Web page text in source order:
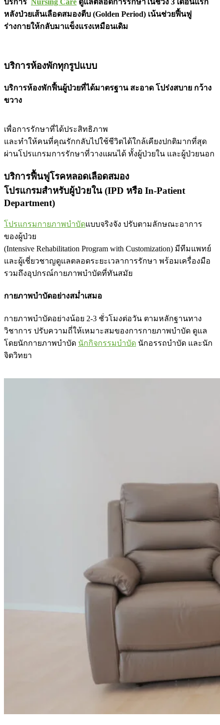
บริการ Nursing Care ดูแลตลอดการรักษาในช่วง 3 เดือนแรก
หลังป่วยเส้นเลือดสมองตีบ (Golden Period) เน้นช่วยฟื้นฟู
ร่างกายให้กลับมาแข็งแรงเหมือนเดิม
บริการห้องพักทุกรูปแบบ
บริการห้องพักฟื้นผู้ป่วยที่ได้มาตรฐาน สะอาด โปร่งสบาย กว้าง
ขวาง
เพื่อการรักษาที่ได้ประสิทธิภาพ
และทำให้คนที่คุณรักกลับไปใช้ชีวิตได้ใกล้เคียงปกติมากที่สุด
ผ่านโปรแกรมการรักษาที่วางแผนได้ ทั้งผู้ป่วยใน และผู้ป่วยนอก
บริการฟื้นฟูโรคหลอดเลือดสมอง
โปรแกรมสำหรับผู้ป่วยใน (IPD หรือ In-Patient
Department)
โปรแกรมกายภาพบำบัดแบบจริงจัง ปรับตามลักษณะอาการ
ของผู้ป่วย
(Intensive Rehabilitation Program with Customization) มีทีมแพทย์
และผู้เชี่ยวชาญดูแลตลอดระยะเวลาการรักษา พร้อมเครื่องมือ
รวมถึงอุปกรณ์กายภาพบำบัดที่ทันสมัย
กายภาพบำบัดอย่างสม่ำเสมอ
กายภาพบำบัดอย่างน้อย 2-3 ชั่วโมงต่อวัน ตามหลักฐานทาง
วิชาการ ปรับความถี่ให้เหมาะสมของการกายภาพบำบัด ดูแล
โดยนักกายภาพบำบัด นักกิจกรรมบำบัด นักอรรถบำบัด และนัก
จิตวิทยา